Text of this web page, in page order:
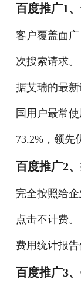
百度推广1
客户覆盖面
次搜索请求。
据艾瑞的最
国用户最常
73.2%，领先
百度推广2
完全按照给
点击不计费。
费用统计报告
百度推广3